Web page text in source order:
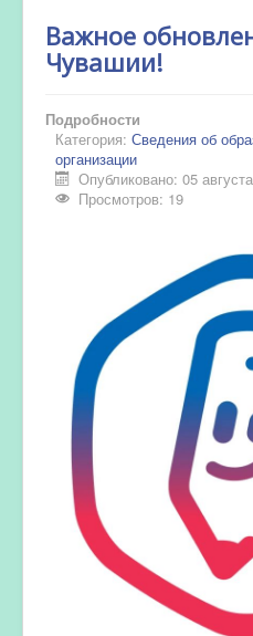
Важное
Чувашии!
Подробности
Категория: Сведения об
организации
Опубликовано: 05
Просмотров: 19